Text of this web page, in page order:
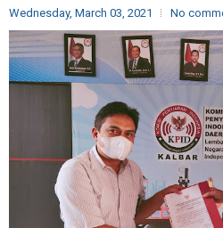
Wednesday, March 03, 2021 No